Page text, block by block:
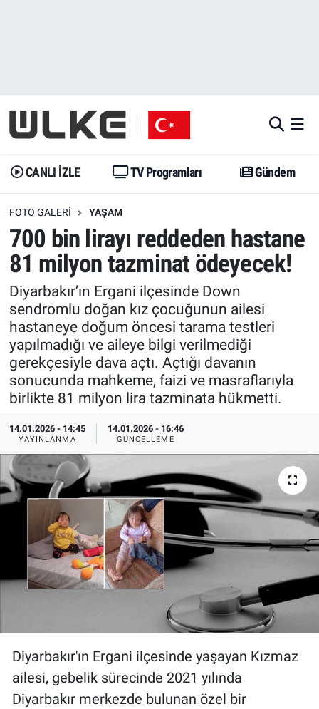
CANLI İZLE TV Programları Gündem
FOTO GALERI YAŞAM
700 bin lirayı reddeden hastane
81 milyon tazminat ödeyecek!
Diyarbakır’ın Ergani ilçesinde Down
sendromlu doğan kız çocuğunun ailesi
hastaneye doğum öncesi tarama testleri
yapılmadığı ve aileye bilgi verilmediği
gerekçesiyle dava açtı. Açtığı davanın
sonucunda mahkeme, faizi ve masraflarıyla
birlikte 81 milyon lira tazminata hükmetti.
14.01.2026 - 14:45
YAYINLANMA
14.01.2026 - 16:46
GÜNCELLEME
Diyarbakır'ın Ergani ilçesinde yaşayan Kızmaz
ailesi, gebelik sürecinde 2021 yılında
Diyarbakır merkezde bulunan özel bir
Gündem
Dünya
Erişim Bilgileri
Ekonomi
Trend
Özel Haberler
Yazarlar
Gündem
Trend
Erişim Bilgileri
Spor
Ekonomi
Dünya
Medya
Kadın
Erişim Bilgileri
Sağlık
Teknoloji
İstanbul Namaz Vakitleri
Trafik Durumu
Erişim Bilgileri
Tüm Manşetler
Son Dakika Haberleri
Haber Arşivi